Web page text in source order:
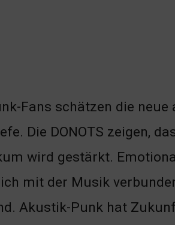
Fans schätzen die
Die DONOTS zeigen,
wird gestärkt.
mit der Musik
Akustik-Punk hat